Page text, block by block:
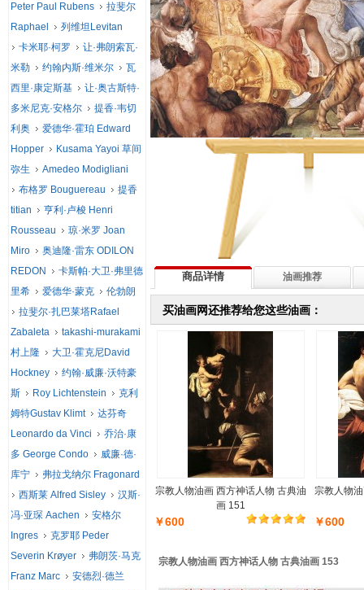
商品详情 油画推荐
买油画网还推荐给您这些油画：
宗教人物油画 西方神话人物 古典油
画 151
￥600
宗教人物
￥600
宗教人物油画 西方神话人物 古典油画 153
Peter Paul Rubens
拉斐尔
Raphael
列维坦Levitan
卡米耶·柯罗
让·弗朗索瓦·
米勒
约翰内斯·维米尔
瓦
西里·康定斯基
让·奥古斯特·
多米尼克·安格尔
提香·韦切
利奥
爱德华·霍珀 Edward
Hopper
Kusama Yayoi 草间
弥生
Amedeo Modigliani
布格罗 Bouguereau
提香
titian
亨利·卢梭 Henri
Rousseau
琼·米罗 Joan
Miro
奥迪隆·雷东 ODILON
REDON
卡斯帕·大卫·弗里德
里希
爱德华·蒙克
伦勃朗
拉斐尔·扎巴莱塔Rafael
Zabaleta
takashi-murakami
村上隆
大卫·霍克尼David
Hockney
约翰·威廉·沃特豪
斯
Roy Lichtenstein
克利
姆特Gustav Klimt
达芬奇
Leonardo da Vinci
乔治·康
多 George Condo
威廉·德·
库宁
弗拉戈纳尔 Fragonard
西斯莱 Alfred Sisley
汉斯·
冯·亚琛 Aachen
安格尔
Ingres
克罗耶 Peder
Severin Krøyer
弗朗茨·马克
Franz Marc
安德烈·德兰